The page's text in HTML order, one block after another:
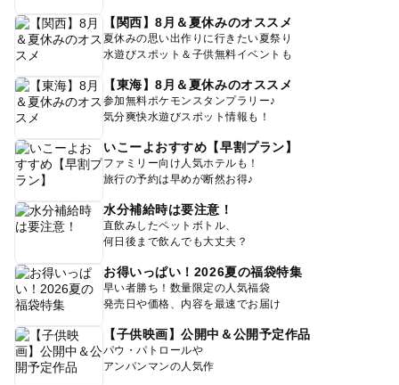
【関西】8月＆夏休みのオススメ
夏休みの思い出作りに行きたい夏祭り
水遊びスポット＆子供無料イベントも
【東海】8月＆夏休みのオススメ
参加無料ポケモンスタンプラリー♪
気分爽快水遊びスポット情報も！
いこーよおすすめ【早割プラン】
ファミリー向け人気ホテルも！
旅行の予約は早めが断然お得♪
水分補給時は要注意！
直飲みしたペットボトル、
何日後まで飲んでも大丈夫？
お得いっぱい！2026夏の福袋特集
早い者勝ち！数量限定の人気福袋
発売日や価格、内容を最速でお届け
【子供映画】公開中＆公開予定作品
パウ・パトロールや
アンパンマンの人気作